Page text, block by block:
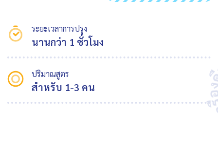
ระยะเวลาการปรุง
นานกว่า 1 ชั่วโมง
ปริมาณสูตร
สำหรับ 1-3 คน